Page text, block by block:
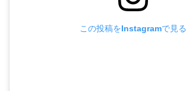
この投稿をInstagramで見る